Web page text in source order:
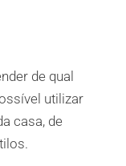
de qual
utilizar
casa, de